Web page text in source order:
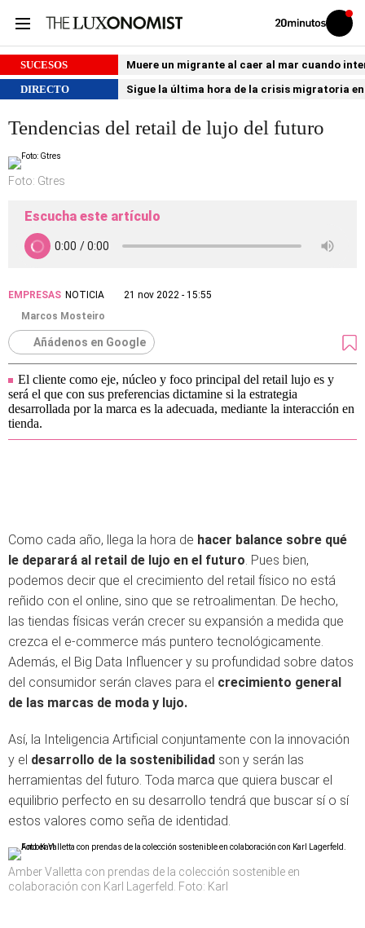
Volver
Iniciar
sesión
SUCESOS
Muere un migrante al caer al mar cuando
DIRECTO
Sigue la última hora de la crisis migratoria
Tendencias del retail de lujo del futuro
Foto: Gtres
Escucha este artículo
EMPRESAS NOTICIA
21 nov 2022 - 15:55
Marcos Mosteiro
Añádenos en Google
El cliente como eje, núcleo y foco principal del retail lujo es y
será el que con sus preferencias dictamine si la estrategia
desarrollada por la marca es la adecuada, mediante la interacción en
tienda.
Como cada año, llega la hora de hacer balance sobre qué
le deparará al retail de lujo en el futuro. Pues bien,
podemos decir que el crecimiento del retail físico no está
reñido con el online, sino que se retroalimentan. De hecho,
las tiendas físicas verán crecer su expansión a medida que
crezca el e-commerce más puntero tecnológicamente.
Además, el Big Data Influencer y su profundidad sobre datos
del consumidor serán claves para el crecimiento general
de las marcas de moda y lujo.
Así, la Inteligencia Artificial conjuntamente con la innovación
y el desarrollo de la sostenibilidad son y serán las
herramientas del futuro. Toda marca que quiera buscar el
equilibrio perfecto en su desarrollo tendrá que buscar sí o sí
estos valores como seña de identidad.
Amber Valletta con prendas de la colección sostenible en
colaboración con Karl Lagerfeld. Foto: Karl